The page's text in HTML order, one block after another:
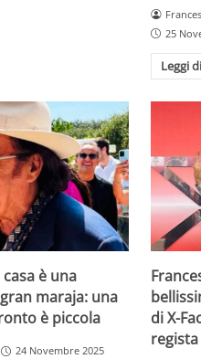
25
Leggi
è una
maraja: una
è piccola
24 Novembre 2025
di X-
regista